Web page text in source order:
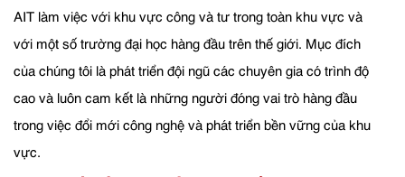
AIT làm việc với khu vực công và tư trong toàn khu vực và
với một số trường đại học hàng đầu trên thế giới. Mục đích
của chúng tôi là phát triển đội ngũ các chuyên gia có trình độ
cao và luôn cam kết là những người đóng vai trò hàng đầu
trong việc đổi mới công nghệ và phát triển bền vững của khu
vực.